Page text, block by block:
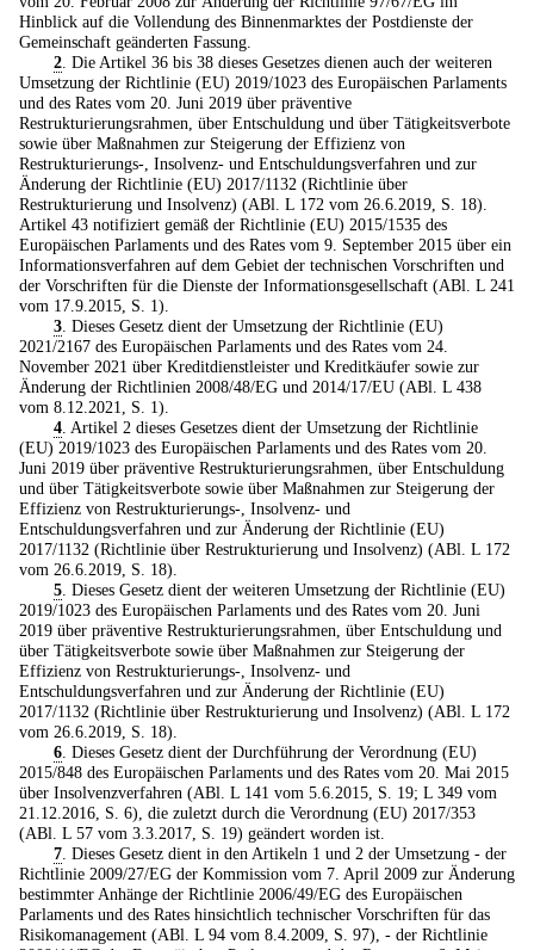
Hinblick auf die Vollendung des Binnenmarktes der Postdienste der
Gemeinschaft geänderten Fassung.
2. Die Artikel 36 bis 38 dieses Gesetzes dienen auch der weiteren
Umsetzung der Richtlinie (EU) 2019/1023 des Europäischen Parlaments
und des Rates vom 20. Juni 2019 über präventive
Restrukturierungsrahmen, über Entschuldung und über Tätigkeitsverbote
sowie über Maßnahmen zur Steigerung der Effizienz von
Restrukturierungs-, Insolvenz- und Entschuldungsverfahren und zur
Änderung der Richtlinie (EU) 2017/1132 (Richtlinie über
Restrukturierung und Insolvenz) (ABl. L 172 vom 26.6.2019, S. 18).
Artikel 43 notifiziert gemäß der Richtlinie (EU) 2015/1535 des
Europäischen Parlaments und des Rates vom 9. September 2015 über ein
Informationsverfahren auf dem Gebiet der technischen Vorschriften und
der Vorschriften für die Dienste der Informationsgesellschaft (ABl. L 241
vom 17.9.2015, S. 1).
3. Dieses Gesetz dient der Umsetzung der Richtlinie (EU)
2021/2167 des Europäischen Parlaments und des Rates vom 24.
November 2021 über Kreditdienstleister und Kreditkäufer sowie zur
Änderung der Richtlinien 2008/48/EG und 2014/17/EU (ABl. L 438
vom 8.12.2021, S. 1).
4. Artikel 2 dieses Gesetzes dient der Umsetzung der Richtlinie
(EU) 2019/1023 des Europäischen Parlaments und des Rates vom 20.
Juni 2019 über präventive Restrukturierungsrahmen, über Entschuldung
und über Tätigkeitsverbote sowie über Maßnahmen zur Steigerung der
Effizienz von Restrukturierungs-, Insolvenz- und
Entschuldungsverfahren und zur Änderung der Richtlinie (EU)
2017/1132 (Richtlinie über Restrukturierung und Insolvenz) (ABl. L 172
vom 26.6.2019, S. 18).
5. Dieses Gesetz dient der weiteren Umsetzung der Richtlinie (EU)
2019/1023 des Europäischen Parlaments und des Rates vom 20. Juni
2019 über präventive Restrukturierungsrahmen, über Entschuldung und
über Tätigkeitsverbote sowie über Maßnahmen zur Steigerung der
Effizienz von Restrukturierungs-, Insolvenz- und
Entschuldungsverfahren und zur Änderung der Richtlinie (EU)
2017/1132 (Richtlinie über Restrukturierung und Insolvenz) (ABl. L 172
vom 26.6.2019, S. 18).
6. Dieses Gesetz dient der Durchführung der Verordnung (EU)
2015/848 des Europäischen Parlaments und des Rates vom 20. Mai 2015
über Insolvenzverfahren (ABl. L 141 vom 5.6.2015, S. 19; L 349 vom
21.12.2016, S. 6), die zuletzt durch die Verordnung (EU) 2017/353
(ABl. L 57 vom 3.3.2017, S. 19) geändert worden ist.
7. Dieses Gesetz dient in den Artikeln 1 und 2 der Umsetzung - der
Richtlinie 2009/27/EG der Kommission vom 7. April 2009 zur Änderung
bestimmter Anhänge der Richtlinie 2006/49/EG des Europäischen
Parlaments und des Rates hinsichtlich technischer Vorschriften für das
Risikomanagement (ABl. L 94 vom 8.4.2009, S. 97), - der Richtlinie